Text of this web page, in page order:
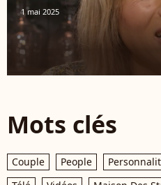
1 mai 2025
Mots clés
Couple People